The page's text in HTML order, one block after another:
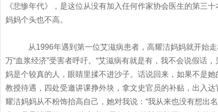
《悲惨年代》
，是这位从没有加入任何作家协会医生的第三
妈妈个头也不高。
从1996年遇到第一位艾滋病患者，高耀洁妈妈就开始
万“血浆经济”受害者呼吁。 “艾滋病有就是有，我不会说假话
妈是个较真的人，眼睛里揉不进沙子。话说回来，如果不是
教授待遇，四处受邀讲课挣外块，拿文史官员的补贴，出入
耀洁妈妈从不粉饰抬高自己，她对我说： “我从来也没有想出